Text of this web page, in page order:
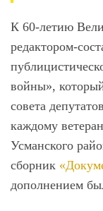
К 60-летию
редактором-
войны»,
совета
каждому
Усманского
сборник
дополнением